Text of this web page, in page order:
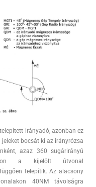
irányadó, azonban ez
bocsát ki az irányrózsa
azaz 360 sugárirányú
a kijelölt útvonal
telepítik. Az alacsony
40NM távolságra